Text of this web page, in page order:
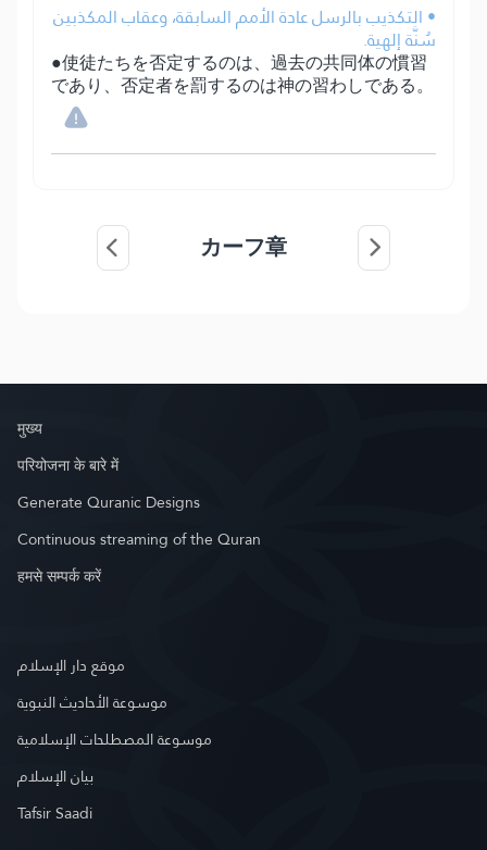
• التكذيب بالرسل عادة الأمم السابقة، وعقاب المكذبين
سُنَّة إلهية.
●使徒たちを否定するのは、過去の共同体の慣習
であり、否定者を罰するのは神の習わしである。
カーフ章
मुख्य
परियोजना के बारे में
Generate Quranic Designs
Continuous streaming of the Quran
हमसे सम्पर्क करें
موقع دار الإسلام
موسوعة الأحاديث النبوية
موسوعة المصطلحات الإسلامية
بيان الإسلام
Tafsir Saadi